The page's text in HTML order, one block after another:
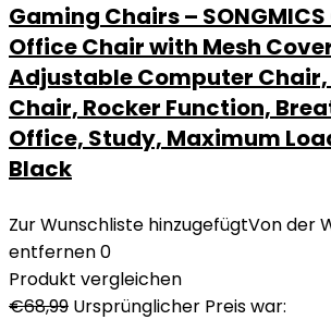
Gaming Chairs – SONGMICS
Office Chair with Mesh
Adjustable Computer Chair,
Chair, Rocker Function,
Office, Study, Maximum
Black
Zur Wunschliste hinzugefügtVon der
entfernen0
Produkt vergleichen
€68,99 Ursprünglicher Preis war: